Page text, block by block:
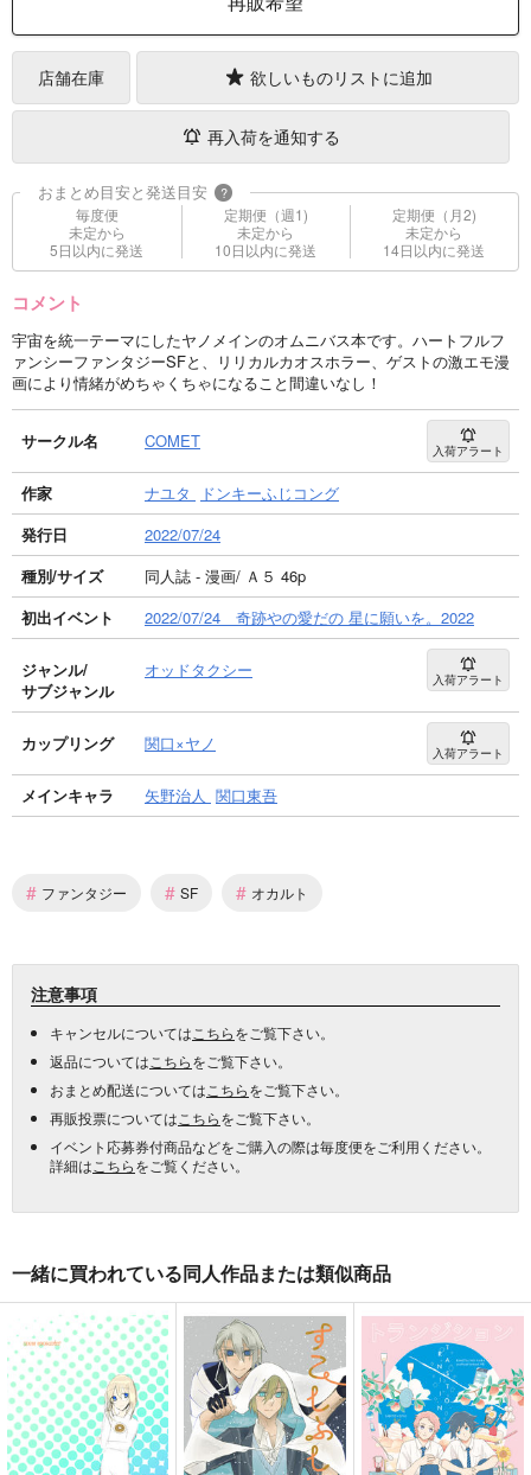
店舗在庫 欲しいものリストに追加
再入荷を通知する
おまとめ目安と発送目安 ?
毎度便
未定から
5日以内に発送
定期便（週1)
未定から
10日以内に発送
定期便（月2)
未定から
14日以内に発送
コメント
宇宙を統一テーマにしたヤノメインのオムニバス本です。ハートフルフ
ァンシーファンタジーSFと、リリカルカオスホラー、ゲストの激エモ漫
画により情緒がめちゃくちゃになること間違いなし！
サークル名 COMET 入荷アラート
作家 ナユタ
ドンキーふじコング
発行日
2022/07/24
種別/サイズ
同人誌 - 漫画/ Ａ５ 46p
初出イベント
2022/07/24 奇跡やの愛だの 星に願いを。2022
ジャンル/
サブジャンル
オッドタクシー 入荷アラート
カップリング 関口×ヤノ 入荷アラート
メインキャラ 矢野治人 関口東吾
# ファンタジー # SF # オカルト
注意事項
キャンセルについては こちらをご覧下さい。
返品については こちらをご覧下さい。
おまとめ配送については こちらをご覧下さい。
再販投票については こちらをご覧下さい。
イベント応募券付商品などをご購入の際は毎度便をご利用ください。
詳細は こちらをご覧ください。
一緒に買われている同人作品または類似商品